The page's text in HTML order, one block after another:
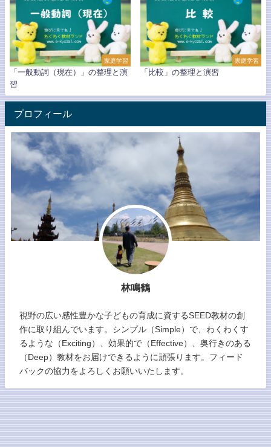
家庭学習
「一般動詞（現在）」の整理と演
習
家庭学習
「比較」の整理と演習
プロフィール
林鳴鶴
視野の広い感性豊かな子どもの育成に資するSEED教材の創
作に取り組んでいます。シンプル（Simple）で、わくわくす
るような（Exciting）、効果的で（Effective）、奥行きのある
（Deep）教材をお届けできるように頑張ります。フィード
バックの協力をよろしくお願いいたします。